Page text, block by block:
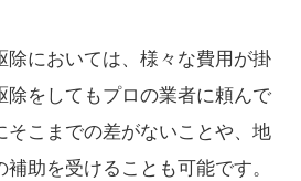
除においては、様々な費用が掛
除をしてもプロの業者に頼んで
そこまでの差がないことや、地
助を受けることも可能です。